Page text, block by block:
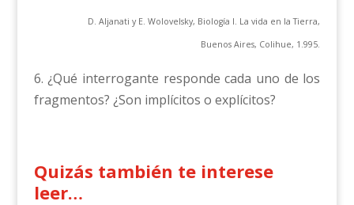
D. Aljanati y E. Wolovelsky, Biología I. La vida en la Tierra,
Buenos Aires, Colihue, 1.995.
6. ¿Qué interrogante responde cada uno de los
fragmentos? ¿Son implícitos o explícitos?
Quizás también te interese
leer…